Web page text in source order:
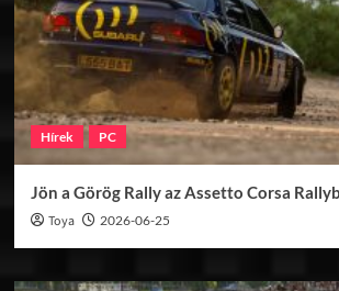
Hírek PC
Jön a Görög Rally az Assetto Corsa
Toya 2026-06-25